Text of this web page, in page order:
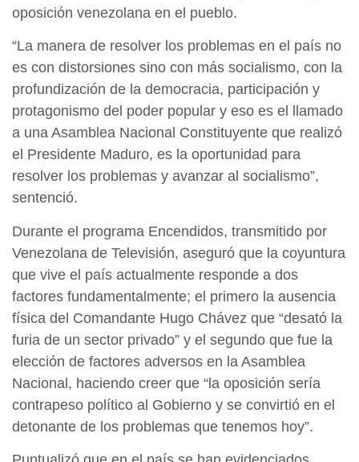
oposición venezolana en el pueblo.
“La manera de resolver los problemas en el país no
es con distorsiones sino con más socialismo, con la
profundización de la democracia, participación y
protagonismo del poder popular y eso es el llamado
a una Asamblea Nacional Constituyente que realizó
el Presidente Maduro, es la oportunidad para
resolver los problemas y avanzar al socialismo”,
sentenció.
Durante el programa Encendidos, transmitido por
Venezolana de Televisión, aseguró que la coyuntura
que vive el país actualmente responde a dos
factores fundamentalmente; el primero la ausencia
física del Comandante Hugo Chávez que “desató la
furia de un sector privado” y el segundo que fue la
elección de factores adversos en la Asamblea
Nacional, haciendo creer que “la oposición sería
contrapeso político al Gobierno y se convirtió en el
detonante de los problemas que tenemos hoy”.